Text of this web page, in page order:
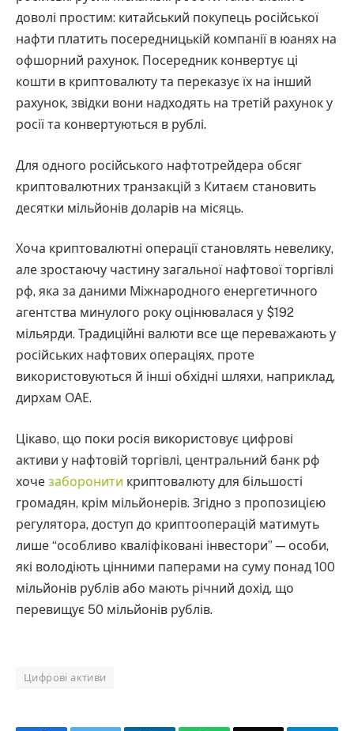
доволі простим: китайський покупець російської
нафти платить посередницькій компанії в юанях на
офшорний рахунок. Посередник конвертує ці
кошти в криптовалюту та переказує їх на інший
рахунок, звідки вони надходять на третій рахунок у
росії та конвертуються в рублі.
Для одного російського нафтотрейдера обсяг
криптовалютних транзакцій з Китаєм становить
десятки мільйонів доларів на місяць.
Хоча криптовалютні операції становлять невелику,
але зростаючу частину загальної нафтової торгівлі
рф, яка за даними Міжнародного енергетичного
агентства минулого року оцінювалася у $192
мільярди. Традиційні валюти все ще переважають у
російських нафтових операціях, проте
використовуються й інші обхідні шляхи, наприклад,
дирхам ОАЕ.
Цікаво, що поки росія використовує цифрові
активи у нафтовій торгівлі, центральний банк рф
хоче заборонити криптовалюту для більшості
громадян, крім мільйонерів. Згідно з пропозицією
регулятора, доступ до криптооперацій матимуть
лише “особливо кваліфіковані інвестори” — особи,
які володіють цінними паперами на суму понад 100
мільйонів рублів або мають річний дохід, що
перевищує 50 мільйонів рублів.
Цифрові активи